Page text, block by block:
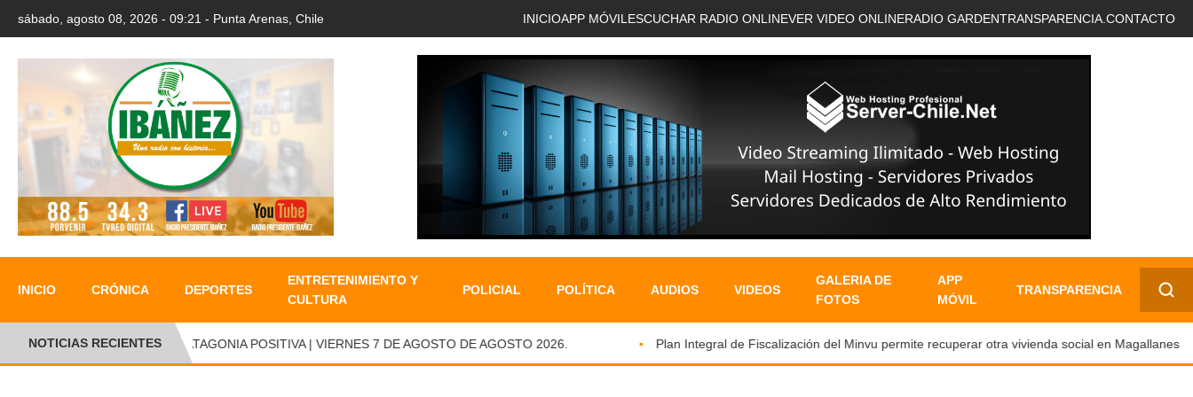
sábado, agosto 08, 2026 - 09:21 - Punta Arenas, Chile INICIOAPP MÓVIL ESCUCHAR RADIO ONLINEVER VIDEO ONLINERADIO GARDENTRANSPARENCIA. CONTACTO
INICIO CRÓNICA DEPORTES
ENTRETENIMIENTO Y
CULTURA
POLICIAL POLÍTICA AUDIOS VIDEOS
GALERIA DE
FOTOS
APP
MÓVIL
TRANSPARENCIA
✕
NOTICIAS RECIENTESPATAGONIA POSITIVA | VIERNES 7 DE AGOSTO DE AGOSTO 2026. Plan Integral de Fiscalización del Minvu permite recuperar otra vivienda social en Magallanes